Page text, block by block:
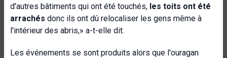
d'autres bâtiments qui ont été touchés, les toits ont été
arrachés donc ils ont dû relocaliser les gens même à
l'intérieur des abris,» a-t-elle dit.
Les événements se sont produits alors que l'ouragan